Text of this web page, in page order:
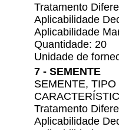
Tratamento
Aplicabilidade
Aplicabilidade
Quantidade: 20
Unidade de
7 - SEMENTE
SEMENTE,
Tratamento
Aplicabilidade